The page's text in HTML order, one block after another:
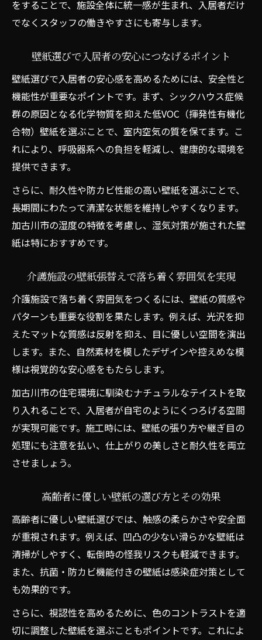
介護施設の壁紙張替えで色彩が心に及ぼす
影響
効果
介護施設で人気の壁紙色とその理由につい
て
穏やかな暮らしを支える壁紙張替えの色選
び
壁紙張替え時に知っておきたい色彩心理の
ポイント
壁紙張替えで実現する清潔感あふれる施設作り
介護施設の壁紙張替えで清潔な空間を保つ
コツ
壁紙張替えによる清潔感アップのポイント
解説
壁紙張替えで衛生的な環境を整える方法
介護施設の壁紙張替えで明るい印象を演出
壁紙の上から貼り直しは可能か徹底解説
介護施設の壁紙張替えで上から貼れるかを
解説
壁紙の上から張替えするメリットと注意点
下地の状態による壁紙張替えの方法選び
壁紙の重ね張りで気をつけたいポイント
介護施設で失敗しない壁紙張替えの判断基
をすることで、施設全体に統一感が生まれ、入居者だけ
でなくスタッフの働きやすさにも寄与します。
壁紙選びで入居者の安心につなげるポイント
壁紙選びで入居者の安心感を高めるためには、安全性と
機能性が重要なポイントです。まず、シックハウス症候
群の原因となる化学物質を抑えた低VOC（揮発性有機化
合物）壁紙を選ぶことで、室内空気の質を保てます。こ
れにより、呼吸器系への負担を軽減し、健康的な環境を
提供できます。
さらに、耐久性や防カビ性能の高い壁紙を選ぶことで、
長期間にわたって清潔な状態を維持しやすくなります。
加古川市の湿度の特徴を考慮し、湿気対策が施された壁
紙は特におすすめです。
介護施設の壁紙張替えで落ち着く雰囲気を実現
介護施設で落ち着く雰囲気をつくるには、壁紙の質感や
パターンも重要な役割を果たします。例えば、光沢を抑
えたマットな質感は反射を抑え、目に優しい空間を演出
します。また、自然素材を模したデザインや控えめな模
様は視覚的な安心感をもたらします。
加古川市の住宅環境に馴染むナチュラルなテイストを取
り入れることで、入居者が自宅のようにくつろげる空間
が実現可能です。施工時には、壁紙の張り方や継ぎ目の
処理にも注意を払い、仕上がりの美しさと耐久性を両立
させましょう。
高齢者に優しい壁紙の選び方とその効果
高齢者に優しい壁紙選びでは、触感の柔らかさや安全面
が重視されます。例えば、凹凸の少ない滑らかな壁紙は
清掃がしやすく、転倒時の怪我リスクも軽減できます。
また、抗菌・防カビ機能付きの壁紙は感染症対策として
も効果的です。
さらに、視認性を高めるために、色のコントラストを適
切に調整した壁紙を選ぶこともポイントです。これによ